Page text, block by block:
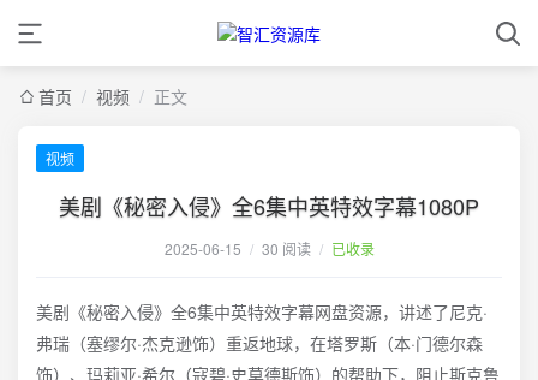
首页 / 视频 / 正文
视频
美剧《秘密入侵》全6集中英特效字幕1080P
2025-06-15 / 30 阅读 / 已收录
美剧《秘密入侵》全6集中英特效字幕网盘资源，讲述了尼克·
弗瑞（塞缪尔·杰克逊饰）重返地球，在塔罗斯（本·门德尔森
饰）、玛莉亚·希尔（寇碧·史莫德斯饰）的帮助下，阻止斯克鲁